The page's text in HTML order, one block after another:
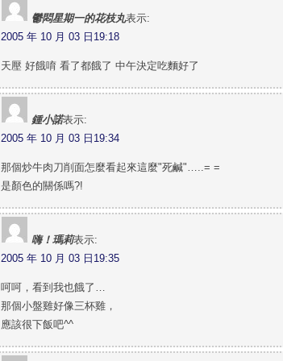
鬱悶星期一的花枝丸表示:
2005 年 10 月 03 日19:18
天壓 好餓唷 看了都餓了 中午決定吃麵好了
鍾小諾表示:
2005 年 10 月 03 日19:34
那個炒牛肉刀削面怎麼看起來這麼"死鹹"…..= =
是顏色的關係嗎?!
嗨！瑪莉表示:
2005 年 10 月 03 日19:35
呵呵，看到我也餓了…
那個小盤雞好像三杯雞，
應該很下飯吧^^